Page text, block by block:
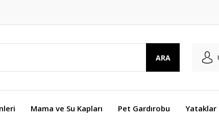
ARA
Mama ve Su Kapları Pet Gardırobu Yataklar